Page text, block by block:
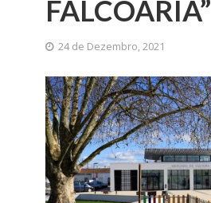
FALCOARIA”
24 de Dezembro, 2021